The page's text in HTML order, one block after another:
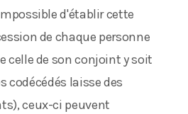
d'établir cette
de chaque personne
celle de son conjoint y soit
codécédés laisse des
ceux-ci peuvent